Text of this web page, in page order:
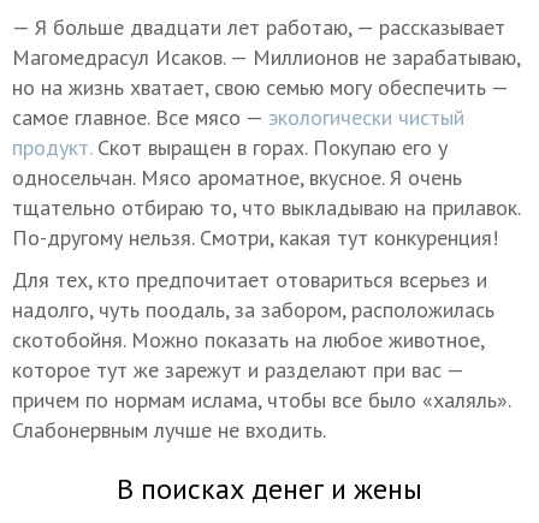
— Я больше двадцати лет работаю, — рассказывает
Магомедрасул Исаков. — Миллионов не зарабатываю,
но на жизнь хватает, свою семью могу обеспечить —
самое главное. Все мясо — экологически чистый
продукт.Скот выращен в горах. Покупаю его у
односельчан. Мясо ароматное, вкусное. Я очень
тщательно отбираю то, что выкладываю на прилавок.
По-другому нельзя. Смотри, какая тут конкуренция!
Для тех, кто предпочитает отовариться всерьез и
надолго, чуть поодаль, за забором, расположилась
скотобойня. Можно показать на любое животное,
которое тут же зарежут и разделают при вас —
причем по нормам ислама, чтобы все было «халяль».
Слабонервным лучше не входить.
В поисках денег и жены